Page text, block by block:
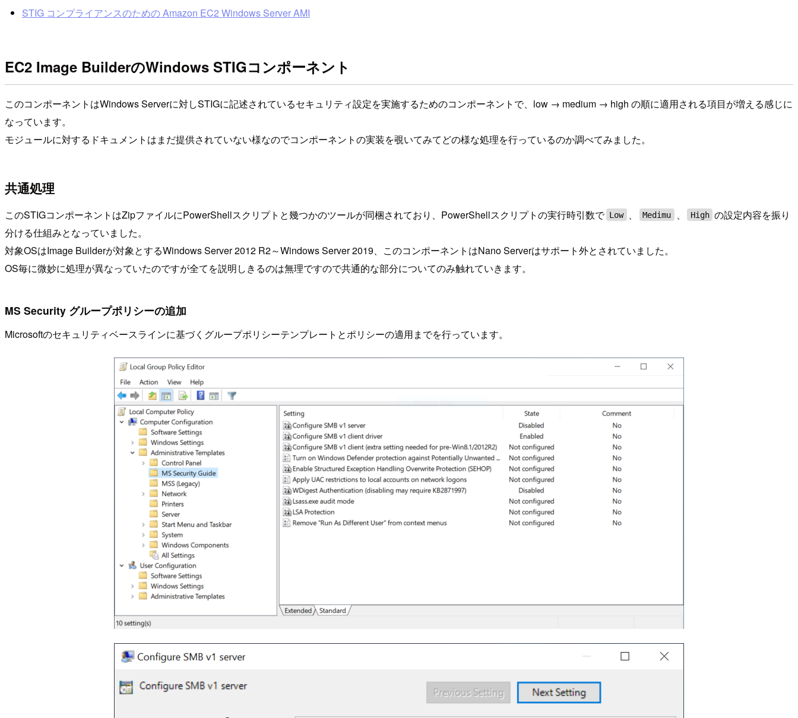
STIG コンプライアンスのための Amazon EC2 Windows Server AMI
EC2 Image BuilderのWindows STIGコンポーネント
このコンポーネントはWindows Serverに対しSTIGに記述されているセキュリティ設定を実施するためのコンポーネントで、low → medium → high の順に適用される項目が増える感じに
なっています。
モジュールに対するドキュメントはまだ提供されていない様なのでコンポーネントの実装を覗いてみてどの様な処理を行っているのか調べてみました。
共通処理
このSTIGコンポーネントはZipファイルにPowerShellスクリプトと幾つかのツールが同梱されており、PowerShellスクリプトの実行時引数で Low 、 Medimu 、 High の設定内容を振り
分ける仕組みとなっていました。
対象OSはImage Builderが対象とするWindows Server 2012 R2～Windows Server 2019、このコンポーネントはNano Serverはサポート外とされていました。
OS毎に微妙に処理が異なっていたのですが全てを説明しきるのは無理ですので共通的な部分についてのみ触れていきます。
MS Security グループポリシーの追加
Microsoftのセキュリティベースラインに基づくグループポリシーテンプレートとポリシーの適用までを行っています。